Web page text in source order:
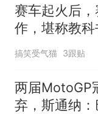
赛车起火后
作，堪称教科
搞笑受气猫 3跟贴
两届MotoGP
弃，斯通纳：